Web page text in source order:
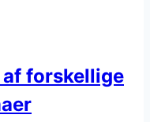
forskellige